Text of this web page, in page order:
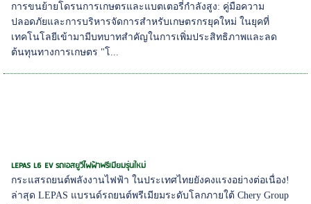
การขนย้ายโดรนการเกษตรและแบตเตอรี่กำลังสูง: คู่มือความ
ปลอดภัยและการบริหารจัดการสำหรับเกษตรกรยุคใหม่ ในยุคที่
เทคโนโลยีเข้ามามีบทบาทสำคัญในการเพิ่มประสิทธิภาพและลด
ต้นทุนทางการเกษตร "โ...
LEPAS L6 EV รถเอสยูวีไฟฟ้าพรีเมียมรุ่นใหม่
กระแสรถยนต์พลังงานไฟฟ้า ในประเทศไทยยังคงแรงอย่างต่อเนื่อง!
ล่าสุด LEPAS แบรนด์รถยนต์พรีเมียมระดับโลกภายใต้ Chery Group